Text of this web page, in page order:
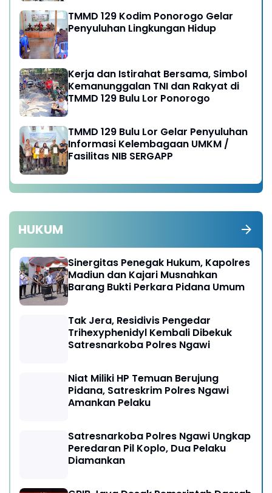
TMMD 129 Kodim Ponorogo Gelar
Penyuluhan Lingkungan Hidup
Kerja dan Istirahat Bersama, Simbol
Kemanunggalan TNI dan Rakyat di
TMMD 129 Bulu Lor Ponorogo
TMMD 129 Bulu Lor Gelar Penyuluhan
Informasi Kelembagaan UMKM /
Fasilitas NIB SERGAPP
HUKUM
Sinergitas Penegak Hukum, Kapolres
Madiun dan Kajari Musnahkan
Barang Bukti Perkara Pidana Umum
Tak Jera, Residivis Pengedar
Trihexyphenidyl Kembali Dibekuk
Satresnarkoba Polres Ngawi
Niat Miliki HP Temuan Berujung
Pidana, Satreskrim Polres Ngawi
Amankan Pelaku
Satresnarkoba Polres Ngawi Ungkap
Peredaran Pil Koplo, Dua Pelaku
Diamankan